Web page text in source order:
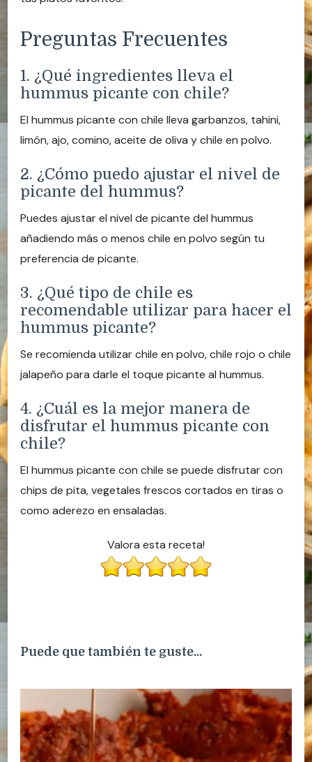
Preguntas Frecuentes
1. ¿Qué ingredientes lleva el
hummus picante con chile?
El hummus picante con chile lleva garbanzos, tahini,
limón, ajo, comino, aceite de oliva y chile en polvo.
2. ¿Cómo puedo ajustar el nivel de
picante del hummus?
Puedes ajustar el nivel de picante del hummus
añadiendo más o menos chile en polvo según tu
preferencia de picante.
3. ¿Qué tipo de chile es
recomendable utilizar para hacer el
hummus picante?
Se recomienda utilizar chile en polvo, chile rojo o chile
jalapeño para darle el toque picante al hummus.
4. ¿Cuál es la mejor manera de
disfrutar el hummus picante con
chile?
El hummus picante con chile se puede disfrutar con
chips de pita, vegetales frescos cortados en tiras o
como aderezo en ensaladas.
Valora esta receta!
Puede que también te guste...